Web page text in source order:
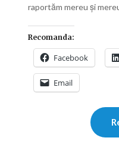
raportăm mereu şi
Recomanda:
Facebook
Email